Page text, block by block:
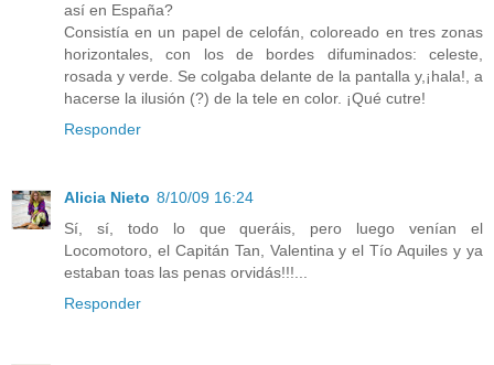
así en España?
Consistía en un papel de celofán, coloreado en tres zonas
horizontales, con los de bordes difuminados: celeste,
rosada y verde. Se colgaba delante de la pantalla y,¡hala!, a
hacerse la ilusión (?) de la tele en color. ¡Qué cutre!
Responder
Alicia Nieto 8/10/09 16:24
Sí, sí, todo lo que queráis, pero luego venían el
Locomotoro, el Capitán Tan, Valentina y el Tío Aquiles y ya
estaban toas las penas orvidás!!!...
Responder